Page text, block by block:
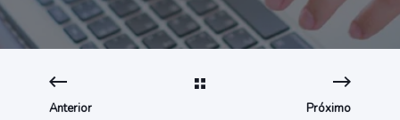
Anterior Próximo